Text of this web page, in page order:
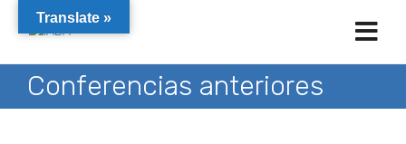
Conferencias anteriores
Translate »